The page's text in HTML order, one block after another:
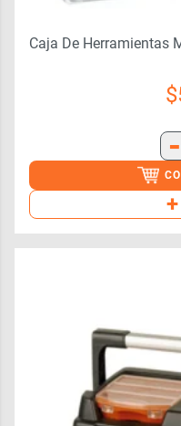
Caja De Herramientas
$
-
+